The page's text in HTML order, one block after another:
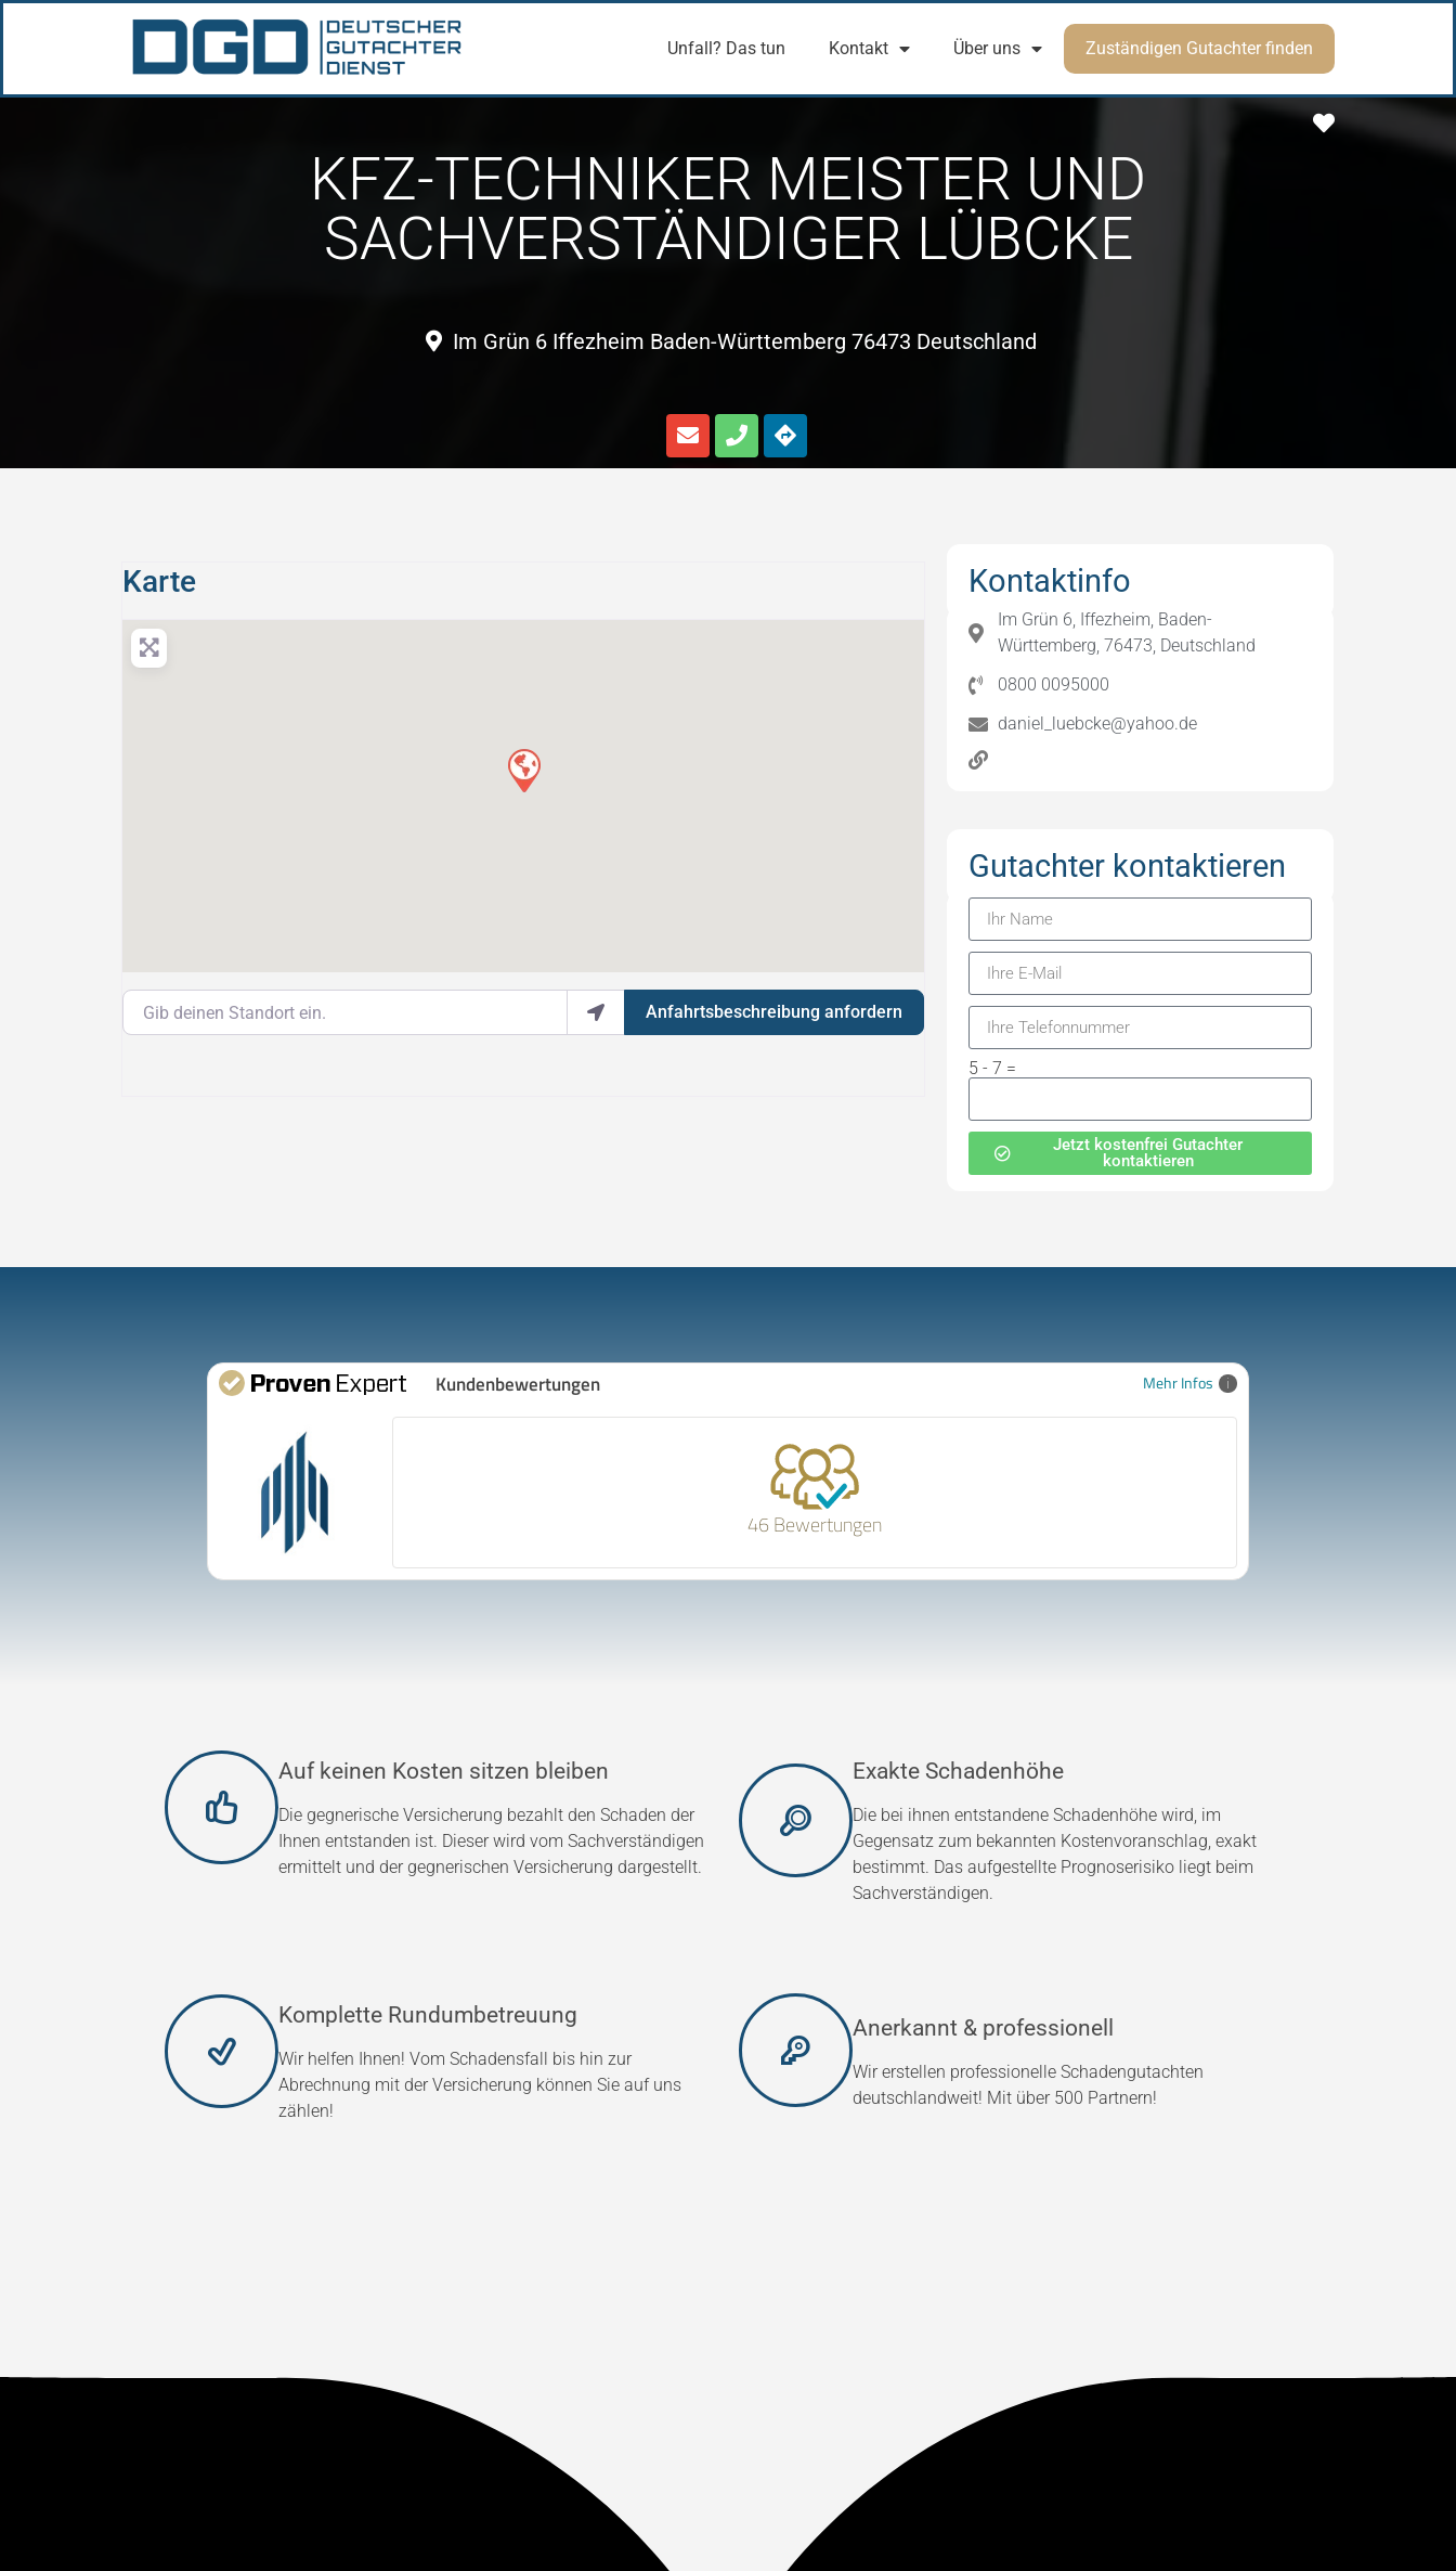
Unfall? Das tun Kontakt Über uns Zuständigen Gutachter finden
Favorit
KFZ-TECHNIKER MEISTER UND
SACHVERSTÄNDIGER LÜBCKE
Im Grün 6 Iffezheim Baden-Württemberg 76473 Deutschland
Karte
Gib deinen Standort ein.
Anfahrtsbeschreibung anfordern
Kontaktinfo
Im Grün 6, Iffezheim, Baden-
Württemberg, 76473, Deutschland
0800 0095000
daniel_luebcke@yahoo.de
Gutachter kontaktieren
5 - 7 =
Jetzt kostenfrei Gutachter
kontaktieren
Mehr Infos
Kundenbewertungen
46 Bewertungen
Auf keinen Kosten sitzen bleiben
Die gegnerische Versicherung bezahlt den Schaden der
Ihnen entstanden ist. Dieser wird vom Sachverständigen
ermittelt und der gegnerischen Versicherung dargestellt.
Exakte Schadenhöhe
Die bei ihnen entstandene Schadenhöhe wird, im
Gegensatz zum bekannten Kostenvoranschlag, exakt
bestimmt. Das aufgestellte Prognoserisiko liegt beim
Sachverständigen.
Komplette Rundumbetreuung
Wir helfen Ihnen! Vom Schadensfall bis hin zur
Abrechnung mit der Versicherung können Sie auf uns
zählen!
Anerkannt & professionell
Wir erstellen professionelle Schadengutachten
deutschlandweit! Mit über 500 Partnern!